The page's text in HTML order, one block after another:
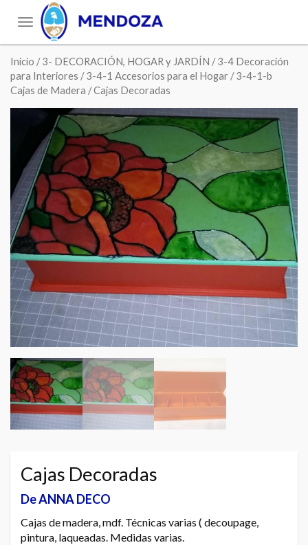
Toggle
navigation
Inicio /3- DECORACIÓN, HOGAR y JARDÍN /3-4 Decoración
para Interiores /3-4-1 Accesorios para el Hogar /3-4-1-b
Cajas de Madera / Cajas Decoradas
Cajas Decoradas
De ANNA DECO
Cajas de madera, mdf. Técnicas varias ( decoupage,
pintura, laqueadas. Medidas varias.